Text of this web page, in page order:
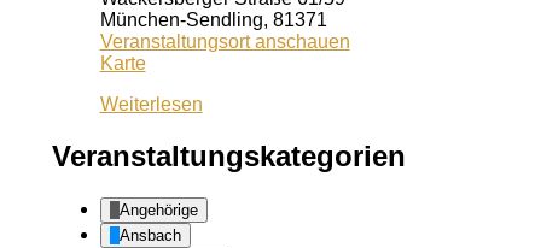
München-Sendling, 81371
Veranstaltungsort anschauen
KarteSchulschwimmbad
Dante-
München
Weiterlesen
Veranstaltungskategorien
Angehörige
Ansbach